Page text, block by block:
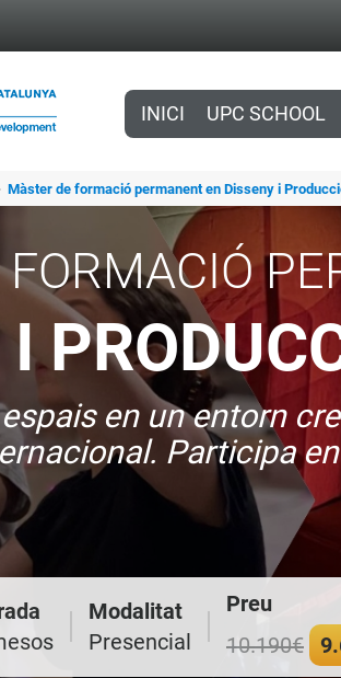
INICI UPC SCHOOL
Màster de formació permanent en Disseny i
en un entorn
Participa
Modalitat
Presencial
Preu
10.190€